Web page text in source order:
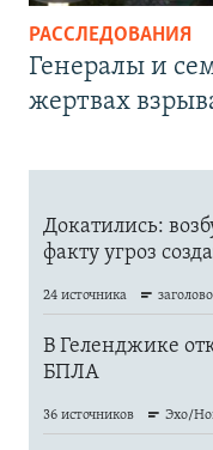
РАССЛЕДОВАНИЯ
Генералы и
жертвах